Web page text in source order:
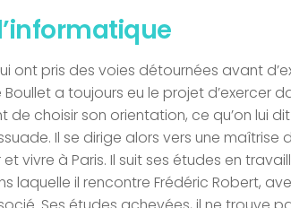
ont pris des voies détournées avant
a toujours eu le projet d’exercer
de choisir son orientation, ce qu’on lui
Il se dirige alors vers une maîtrise
vivre à Paris. Il suit ses études en
laquelle il rencontre Frédéric Robert,